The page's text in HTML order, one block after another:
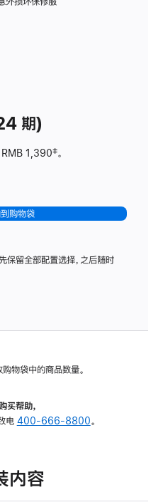
期)
RMB 1,390脚
‡。
购物袋
保留全部配置选择，之后随时
物袋中的商品数量。
买帮助，
电 400-666-8800。
内容